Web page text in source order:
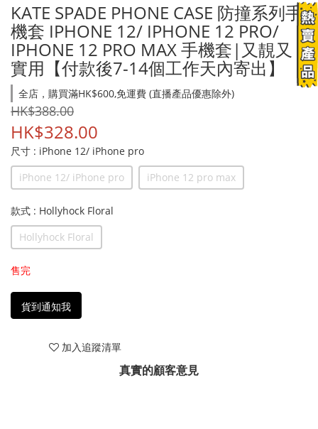
KATE SPADE PHONE CASE 防撞系列手
機套 IPHONE 12/ IPHONE 12 PRO/
IPHONE 12 PRO MAX 手機套|又靚又
實用【付款後7-14個工作天內寄出】
全店，購買滿HK$600,免運費 (直播產品優惠除外)
HK$388.00
HK$328.00
尺寸 : iPhone 12/ iPhone pro
iPhone 12/ iPhone pro
iPhone 12 pro max
款式 : Hollyhock Floral
Hollyhock Floral
售完
貨到通知我
加入追蹤清單
真實的顧客意見